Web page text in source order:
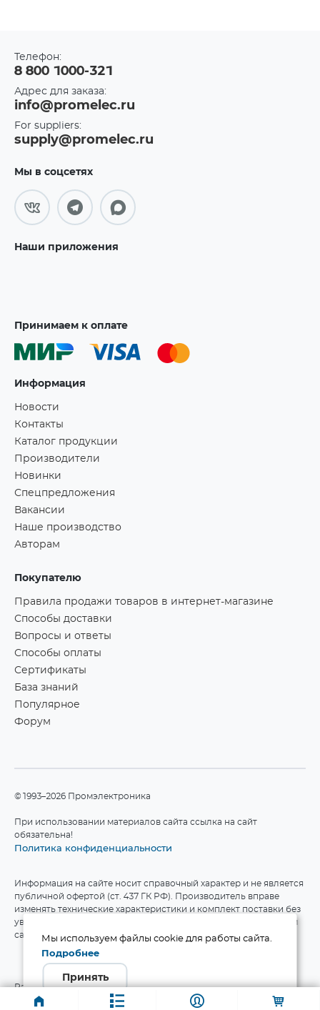
Телефон:
8 800 1000-321
Адрес для заказа:
info@promelec.ru
For suppliers:
supply@promelec.ru
Мы в соцсетях
Наши приложения
Принимаем к оплате
Информация
Новости
Контакты
Каталог продукции
Производители
Новинки
Спецпредложения
Вакансии
Наше производство
Авторам
Покупателю
Правила продажи товаров в интернет-магазине
Способы доставки
Вопросы и ответы
Способы оплаты
Сертификаты
База знаний
Популярное
Форум
©1993–2026 Промэлектроника
При использовании материалов сайта ссылка на сайт
обязательна!
Политика конфиденциальности
Информация на сайте носит справочный характер и не является
публичной офертой (ст. 437 ГК РФ). Производитель вправе
изменять технические характеристики и комплект поставки без
уведомления. Актуальные данные приведены на официальном
сайте производителя.
Разработка сайта
Мы используем файлы cookie для работы сайта.
Подробнее
Принять